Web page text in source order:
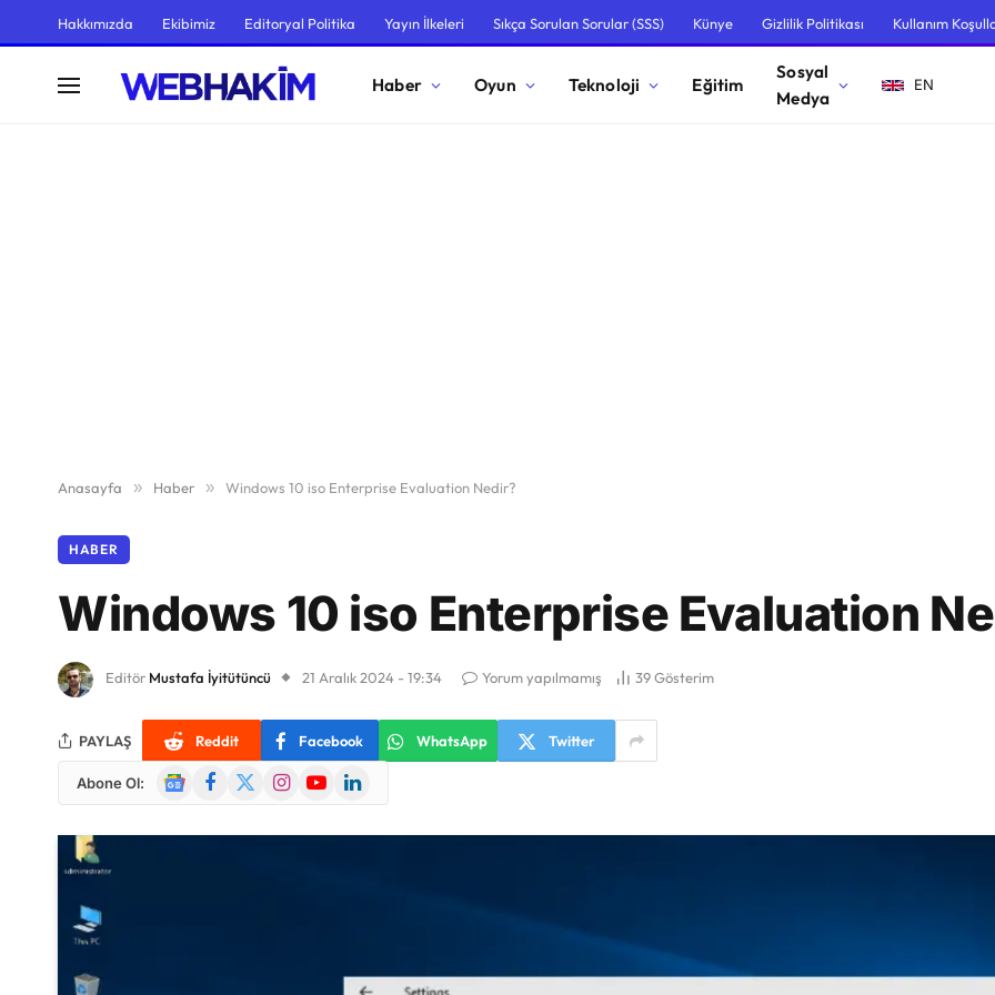
Hakkımızda Ekibimiz Editoryal Politika Yayın İlkeleri Sıkça Sorulan Sorular (SSS) Künye Gizlilik Politikası Kullanım
Haber Oyun Teknoloji Eğitim
Sosyal
Medya
EN
Anasayfa » Haber » Windows 10 iso Enterprise Evaluation Nedir?
HABER
Windows 10 iso Enterprise Evaluation
Editör Mustafa İyitütüncü 21 Aralık 2024 - 19:34 Yorum yapılmamış 39Gösterim
PAYLAŞ Reddit Facebook WhatsApp Twitter
Abone Ol:
GoogleFacebook
X
InstagramYouTubeLinkedIn